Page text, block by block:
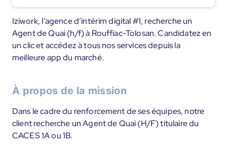
Iziwork, l'agence d’intérim digital #1, recherche un
Agent de Quai (h/f) à Rouffiac-Tolosan. Candidatez en
un clic et accédez à tous nos services depuis la
meilleure app du marché.
À propos de la mission
Dans le cadre du renforcement de ses équipes, notre
client recherche un Agent de Quai (H/F) titulaire du
CACES 1A ou 1B.